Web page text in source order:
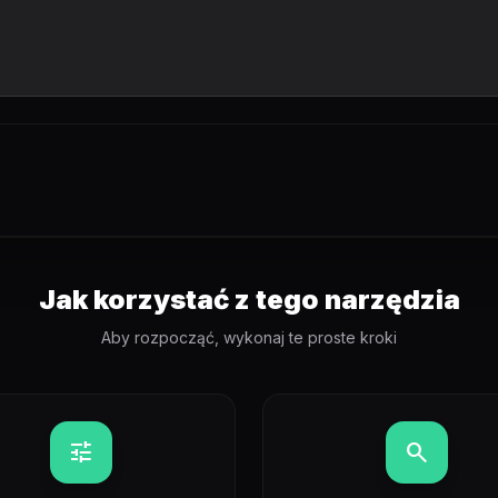
Jak korzystać z tego narzędzia
Aby rozpocząć, wykonaj te proste kroki
tune search